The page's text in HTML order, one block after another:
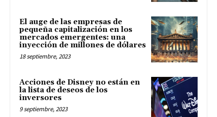
El auge de las empresas de
pequeña capitalización en los
mercados emergentes: una
inyección de millones de dólares
18 septiembre, 2023
Acciones de Disney no están en
la lista de deseos de los
inversores
9 septiembre, 2023